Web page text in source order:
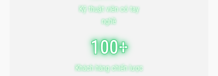
Kỹ thuật viên có tay
nghề
100+
Khách hàng chiến lược